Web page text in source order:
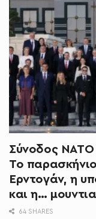
Σύνοδος ΝΑΤΟ
Το
Ερντογάν, η
και η…
64 SHARES